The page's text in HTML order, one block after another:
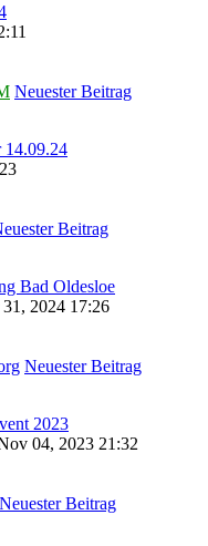
Neuester Beitrag
14.09.24
Beitrag
Bad Oldesloe
2024 17:26
Neuester Beitrag
2023
04, 2023 21:32
Neuester Beitrag